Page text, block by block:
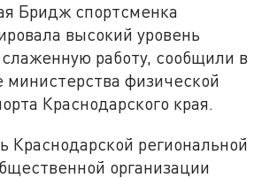
Бридж спортсменка
высокий уровень
работу, сообщили в
министерства физической
Краснодарского края.
Краснодарской региональной
организации